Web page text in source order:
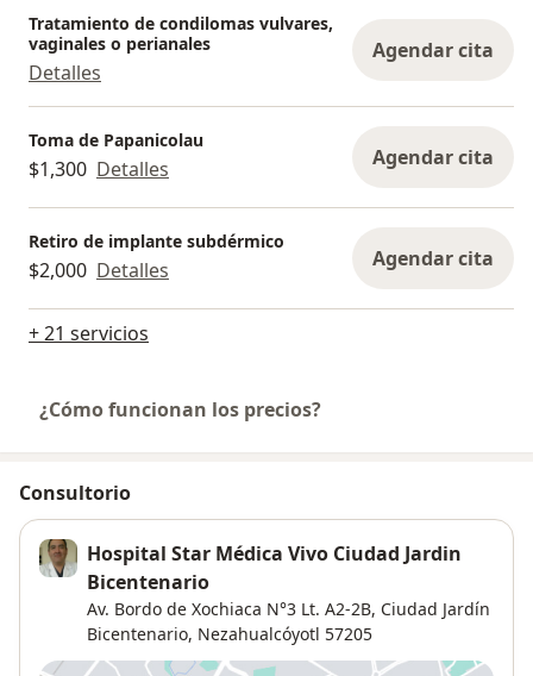
Tratamiento de condilomas vulvares,
vaginales o perianales
Detalles
Agendar cita
Toma de Papanicolau
$1,300 Detalles Agendar cita
Retiro de implante subdérmico
$2,000 Detalles Agendar cita
+ 21 servicios
¿Cómo funcionan los precios?
Consultorio
Hospital Star Médica Vivo Ciudad Jardin
Bicentenario
Av. Bordo de Xochiaca N°3 Lt. A2-2B, Ciudad Jardín
Bicentenario, Nezahualcóyotl 57205